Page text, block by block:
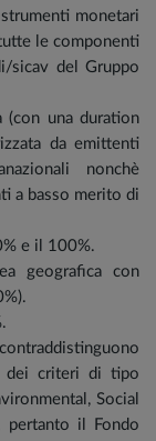
monetari
le componenti
sicav del Gruppo
(con una duration
da emittenti
nonchè
a basso merito di
e il 100%.
geografica con
dei criteri di tipo
Social
pertanto il Fondo